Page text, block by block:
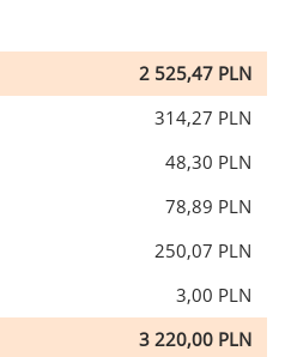
2 525,47 PLN
314,27 PLN
48,30 PLN
78,89 PLN
250,07 PLN
3,00 PLN
3 220,00 PLN